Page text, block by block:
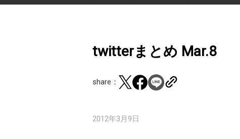
twitterまとめ Mar.8
share：
2012年3月9日